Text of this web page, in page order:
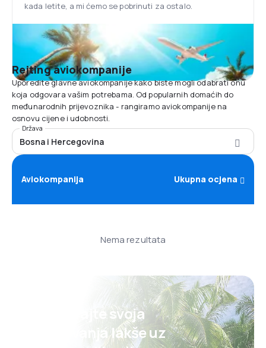
kada letite, a mi ćemo se pobrinuti za ostalo.
Rejting aviokompanije
Uporedite glavne aviokompanije kako biste mogli odabrati onu
koja odgovara vašim potrebama. Od popularnih domaćih do
međunarodnih prijevoznika - rangiramo aviokompanije na
osnovu cijene i udobnosti.
Država
Bosna i Hercegovina
Aviokompanija Ukupna ocjena
Nema rezultata
Planirajte svoja
putovanja lakše uz